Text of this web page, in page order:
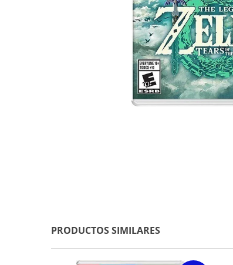
PRODUCTOS SIMILARES